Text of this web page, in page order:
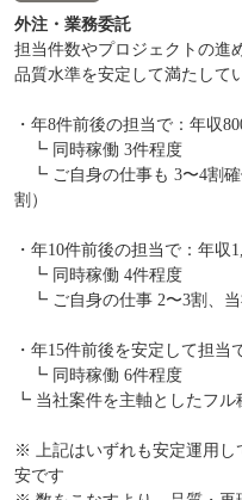
外注・業務委託
担当件数やプロジェクトの進
品質水準を安定して満たして
・年8件前後の担当で：年収
┗ 同時稼働 3件程度
┗ ご自身の仕事も 3〜4割確
割）
・年10件前後の担当で：年収
┗ 同時稼働 4件程度
┗ ご自身の仕事 2〜3割、当
・年15件前後を安定して担
┗ 同時稼働 6件程度
┗ 当社案件を主軸としたフル
※ 上記はいずれも安定運用し
安です